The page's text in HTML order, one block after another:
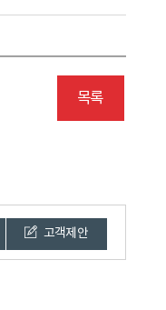
목록
고객제안